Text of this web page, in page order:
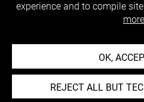
experience and to compile
more
OK,
REJECT ALL BUT